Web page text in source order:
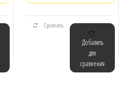
Сравнить
Добавить
для
сравнения